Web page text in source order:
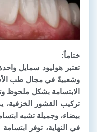
ختاماً:
تعتبر هوليود سمايل
وشعبيةً في مجال طب
الابتسامة بشكل ملحوظ
تركيب القشور
بيضاء، وجميلة تشبه
في النهاية، توفر